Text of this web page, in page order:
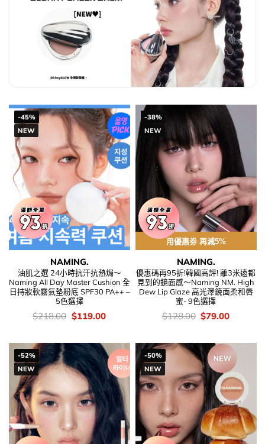
-45%
NEW
NAMING.
油肌之選 24小時抗汗抗熱焗～
Naming All Day Master Cushion 全
日持妝軟霧氣墊粉底 SPF30 PA++ –
5色選擇
價
$218.00 Original
$218.00.
$119.00Current
$119.00.
-38%
NEW
用優惠劵 再減5%
NAMING.
優惠碼再95折!韓國高評! 離3米遠都
見到的鏡面感～Naming NM. High
Dew Lip Glaze 高光澤鏡面柔和唇
蜜- 9色選擇
價
$128.00 Original
$128.00.
$79.00Current
$79.00.
-52%
NEW
-50%
NEW